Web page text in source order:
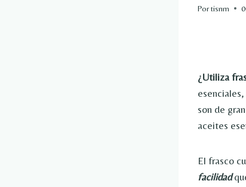
Portisnm
¿Utiliza
son de
aceites
El frasco
facilidad